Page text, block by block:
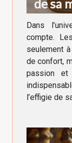
de sa
Dans
compte.
seulement
de confort,
passion et
l’effigie de